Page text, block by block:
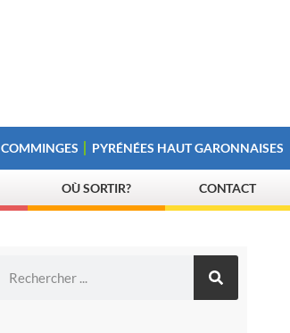
PYRÉNÉES HAUT GARONNAISES
OÙ SORTIR? CONTACT